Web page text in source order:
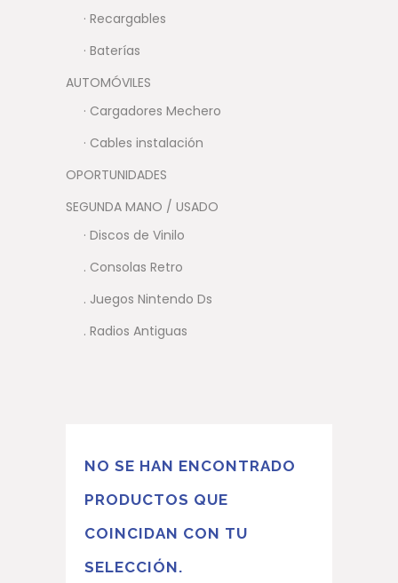
· Recargables
· Baterías
AUTOMÓVILES
· Cargadores Mechero
· Cables instalación
OPORTUNIDADES
SEGUNDA MANO / USADO
· Discos de Vinilo
. Consolas Retro
. Juegos Nintendo Ds
. Radios Antiguas
NO SE HAN ENCONTRADO
PRODUCTOS QUE
COINCIDAN CON TU
SELECCIÓN.